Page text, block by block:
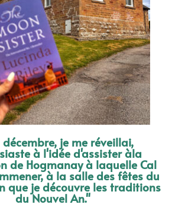
décembre, je me réveillai,
à l'idée d'assister àla
de Hogmanay à laquelle Cal
à la salle des fêtes du
que je découvre les traditions
du Nouvel An."